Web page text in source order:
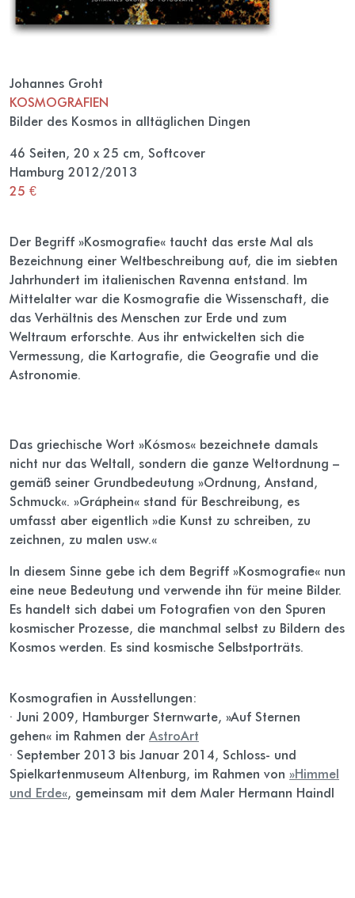
Johannes Groht
KOSMOGRAFIEN
Bilder des Kosmos in alltäglichen Dingen
46 Seiten, 20 x 25 cm, Softcover
Hamburg 2012/2013
25 €
Der Begriff »Kosmografie« taucht das erste Mal als
Bezeichnung einer Weltbeschreibung auf, die im siebten
Jahrhundert im italienischen Ravenna entstand. Im
Mittelalter war die Kosmografie die Wissenschaft, die
das Verhältnis des Menschen zur Erde und zum
Weltraum erforschte. Aus ihr entwickelten sich die
Vermessung, die Kartografie, die Geografie und die
Astronomie.
Das griechische Wort »Kósmos« bezeichnete damals
nicht nur das Weltall, sondern die ganze Weltordnung –
gemäß seiner Grundbedeutung »Ordnung, Anstand,
Schmuck«. »Gráphein« stand für Beschreibung, es
umfasst aber eigentlich »die Kunst zu schreiben, zu
zeichnen, zu malen usw.«
In diesem Sinne gebe ich dem Begriff »Kosmografie« nun
eine neue Bedeutung und verwende ihn für meine Bilder.
Es handelt sich dabei um Fotografien von den Spuren
kosmischer Prozesse, die manchmal selbst zu Bildern des
Kosmos werden. Es sind kosmische Selbstporträts.
Kosmografien in Ausstellungen:
· Juni 2009, Hamburger Sternwarte, »Auf Sternen
gehen« im Rahmen der AstroArt
· September 2013 bis Januar 2014, Schloss- und
Spielkartenmuseum Altenburg, im Rahmen von »Himmel
und Erde«, gemeinsam mit dem Maler Hermann Haindl